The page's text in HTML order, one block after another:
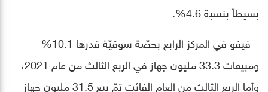
بسيطاً بنسبة 4.6%.
– فيفو في المركز الرابع بحصّة سوقيّة قدرها 10.1%
ومبيعات 33.3 مليون جهاز في الربع الثالث من عام 2021،
وأما الربع الثالث من العام الفائت تمّ بيع 31.5 مليون جهاز